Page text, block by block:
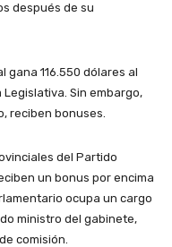
después de su
gana 116.550 dólares al
Sin embargo,
reciben bonuses.
del Partido
un bonus por encima
ocupa un cargo
ministro del gabinete,
comisión.